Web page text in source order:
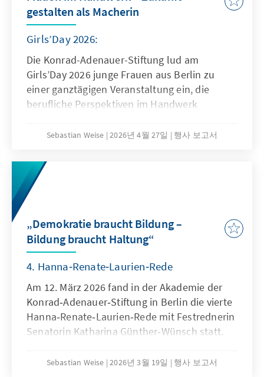
gestalten als Macherin
Girls’Day 2026:
Die Konrad-Adenauer-Stiftung lud am
Girls’Day 2026 junge Frauen aus Berlin zu
einer ganztägigen Veranstaltung ein, die
berufliche Perspektiven im Handwerk
Praktikerinnen und politischen
Sebastian Weise 2026년 4월 27일 행사 보고서
„Demokratie braucht Bildung –
Bildung braucht Haltung“
4. Hanna‑Renate‑Laurien‑Rede
Am 12. März 2026 fand in der Akademie der
Konrad‑Adenauer‑Stiftung in Berlin die vierte
Hanna‑Renate‑Laurien‑Rede mit Festrednerin
Senatorin Katharina Günther‑Wünsch statt.
Sebastian Weise 2026년 3월 19일 행사 보고서